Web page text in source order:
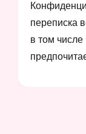
переписка
в том